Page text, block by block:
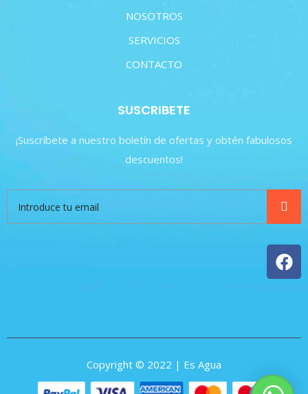
NOSOTROS
SERVICIOS
CONTACTO
SUSCRIBETE
¡Suscríbete a nuestro boletín de ofertas y obtén fabulosos
descuentos!
Copyright © 2022 | Es Agua